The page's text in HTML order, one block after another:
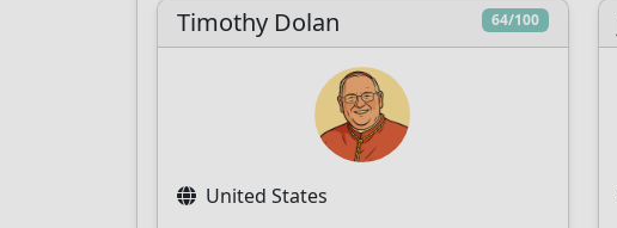
64/100
Timothy Dolan
United States